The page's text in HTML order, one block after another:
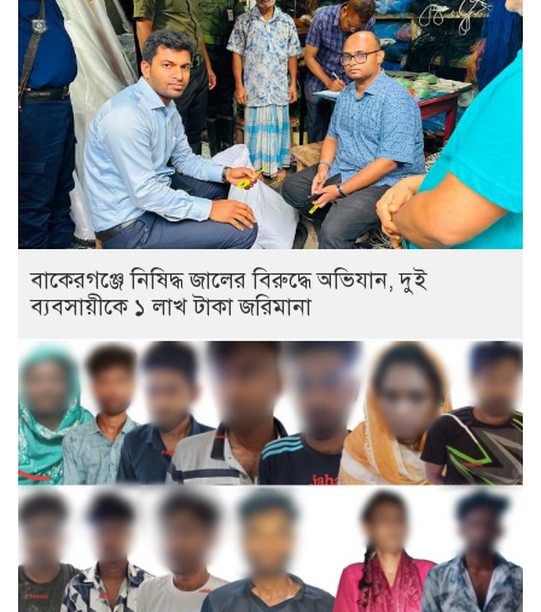
বাকেরগঞ্জে নিষিদ্ধ জালের বিরুদ্ধে অভিযান, দুই
ব্যবসায়ীকে ১ লাখ টাকা জরিমানা